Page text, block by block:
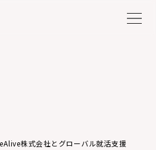
株式会社とグローバル就活支援